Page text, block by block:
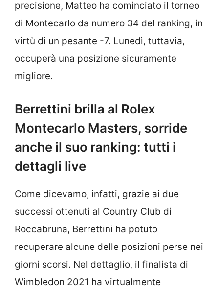
precisione, Matteo ha cominciato il torneo
di Montecarlo da numero 34 del ranking, in
virtù di un pesante -7. Lunedì, tuttavia,
occuperà una posizione sicuramente
migliore.
Berrettini brilla al Rolex
Montecarlo Masters, sorride
anche il suo ranking: tutti i
dettagli live
Come dicevamo, infatti, grazie ai due
successi ottenuti al Country Club di
Roccabruna, Berrettini ha potuto
recuperare alcune delle posizioni perse nei
giorni scorsi. Nel dettaglio, il finalista di
Wimbledon 2021 ha virtualmente